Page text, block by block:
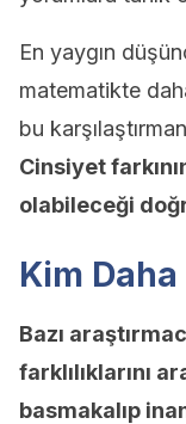
En yaygın
matematikte
bu
Cinsiyet
olabileceği
Kim
Bazı
farklılıklarını
basmakalıp